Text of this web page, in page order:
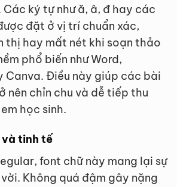
ký tự như ă, â, đ hay các
đặt ở vị trí chuẩn xác,
thị hay mất nét khi soạn thảo
phổ biến như Word,
Canva. Điều này giúp các bài
nên chỉn chu và dễ tiếp thu
học sinh.
tinh tế
font chữ này mang lại sự
Không quá đậm gây nặng